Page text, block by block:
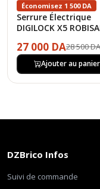
Économisez 1 500 DA
Serrure Électrique
DIGILOCK X5
27 000 DA28 500 DA
Ajouter au panier
DZBrico Infos
Suivi de commande